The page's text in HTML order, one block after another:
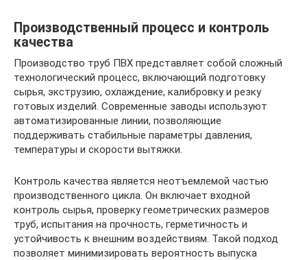
Производственный процесс и контроль
качества
Производство труб ПВХ представляет собой сложный
технологический процесс, включающий подготовку
сырья, экструзию, охлаждение, калибровку и резку
готовых изделий. Современные заводы используют
автоматизированные линии, позволяющие
поддерживать стабильные параметры давления,
температуры и скорости вытяжки.
Контроль качества является неотъемлемой частью
производственного цикла. Он включает входной
контроль сырья, проверку геометрических размеров
труб, испытания на прочность, герметичность и
устойчивость к внешним воздействиям. Такой подход
позволяет минимизировать вероятность выпуска